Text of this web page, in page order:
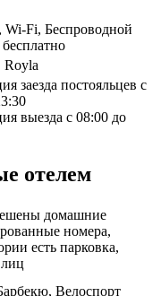
Wi-Fi, Беспроводной
Royla
заезда постояльцев с
выезда с 08:00 до
отелем
домашние
номера,
есть парковка,
Велоспорт